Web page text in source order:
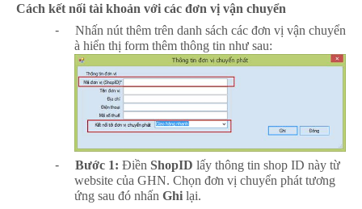
Cách kết nối tài khoản với các đơn vị vận chuyển
-
Nhấn nút thêm trên danh sách các đơn vị vận chuyển
à hiển thị form thêm thông tin như sau:
- Bước 1: Điền ShopID lấy thông tin shop ID này từ
website của GHN. Chọn đơn vị chuyển phát tương
ứng sau đó nhấn Ghi lại.